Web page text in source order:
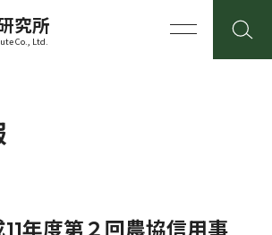
究所
Co., Ltd.
年度第２回農協信用事